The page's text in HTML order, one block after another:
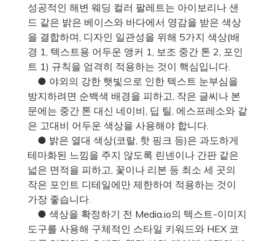
성공적인 해변 웨딩 컬러 팔레트는 아이보리나 샌
드 같은 밝은 베이스와 바다에서 영감을 받은 색상
을 결합하며, 디자인 일관성을 위해 5가지 색상(배
경 1, 텍스트용 어두운 앵커 1, 보조 중간 톤 2, 포인
트 1) 규칙을 엄격히 적용하는 것이 핵심입니다.
● 야외의 강한 햇빛으로 인한 텍스트 눈부심을
방지하려면 순백색 배경을 피하고, 작은 글씨나 본
문에는 중간 톤 대신 네이비, 딥 틸, 에스프레소와 같
은 고대비 어두운 색상을 사용해야 합니다.
● 밝은 열대 색상(코랄, 핫 핑크 등)은 과도하게
테마화된 느낌을 주지 않도록 린넨이나 간판 같은
넓은 면적을 피하고, 꽃이나 리본 등 최소 세 곳의
작은 포인트 디테일에만 제한하여 적용하는 것이
가장 좋습니다.
● 색상을 확정하기 전 Media.io의 텍스트-이미지
도구를 사용해 구체적인 스타일 키워드와 HEX 코